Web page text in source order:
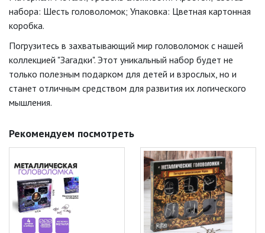
набора: Шесть головоломок; Упаковка: Цветная картонная
коробка.
Погрузитесь в захватывающий мир головоломок с нашей
коллекцией "Загадки". Этот уникальный набор будет не
только полезным подарком для детей и взрослых, но и
станет отличным средством для развития их логического
мышления.
Рекомендуем посмотреть